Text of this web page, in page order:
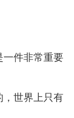
一件非常重要
，世界上只有